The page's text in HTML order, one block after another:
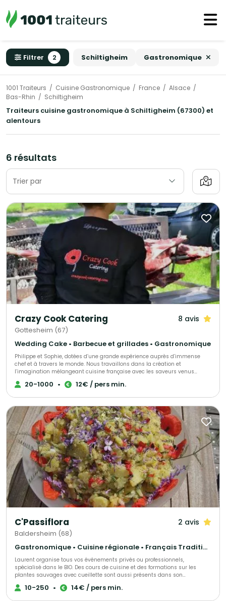
Filtrer 2 Schiltigheim Gastronomique
1001 Traiteurs Cuisine Gastronomique France
Alsace
Bas-Rhin
Schiltigheim
Traiteurs cuisine gastronomique à Schiltigheim (67300) et
alentours
6 résultats
Trier par
Crazy Cook Catering 8 avis
Gottesheim (67)
Wedding Cake • Barbecue et grillades • Gastronomique
Philippe et Sophie, dotées d’une grande expérience auprès d’immense
chef et à travers le monde. Nous travaillons dans la création et
l’imagination mélangeant cuisine française avec les saveurs venus
d’Asie, de la Méditerranée ou de l’Orient… Nous proposons de la cuisine
faite maison avec des produits saisonniers, locaux et de qualité, nous
de plats préparés en SHOW COOKING. Nous serons à vos côtés tout au
long de la réception. Que des produits sains et non venus de l’industrie.
Nous acceptons n’importe quel challenge.
20-1000 • 12€ / pers min.
C'Passiflora 2 avis
Baldersheim (68)
Gastronomique • Cuisine régionale • Français Traditionnel
Laurent organise tous vos événements privés ou professionnels,
spécialisé dans le BIO. Des cours de cuisine et des formations sur les
plantes sauvages avec cueillette sont aussi présents dans son
programme Chef à domicile avec un repas fait sur demande
10-250 • 14€ / pers min.